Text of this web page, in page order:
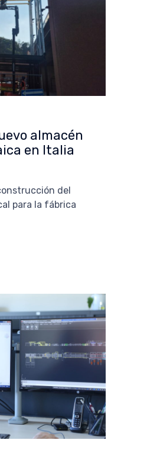
almacén
en Italia
del
para la fábrica